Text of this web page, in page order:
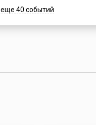
еще 40 событий